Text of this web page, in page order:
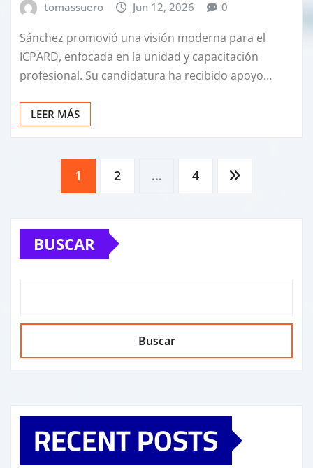
tomassuero Jun 12, 2026 0
Sánchez promovió una visión moderna para el
ICPARD, enfocada en la unidad y capacitación
profesional. Su candidatura ha recibido apoyo…
LEER MÁS
pagination
1 2 … 4
BUSCAR
Buscar
RECENT POSTS